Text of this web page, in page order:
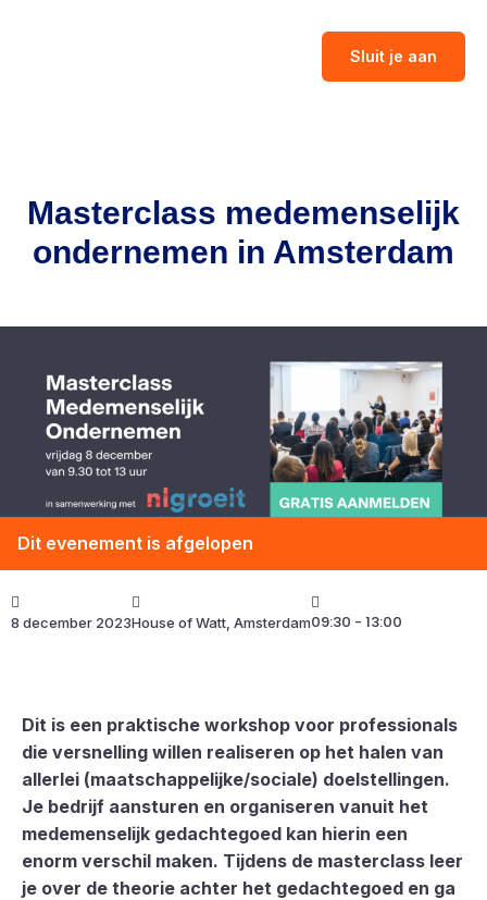
Sluit je aan
Masterclass medemenselijk
ondernemen in Amsterdam
Dit evenement is afgelopen
8 december 2023House of Watt, Amsterdam09:30 - 13:00
Dit is een praktische workshop voor professionals
die versnelling willen realiseren op het halen van
allerlei (maatschappelijke/sociale) doelstellingen.
Je bedrijf aansturen en organiseren vanuit het
medemenselijk gedachtegoed kan hierin een
enorm verschil maken. Tijdens de masterclass leer
je over de theorie achter het gedachtegoed en ga